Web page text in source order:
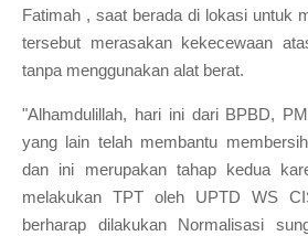
Fatimah , saat berada di lokasi untuk
tersebut merasakan kekecewaan
tanpa menggunakan alat berat.
"Alhamdulillah, hari ini dari BPBD,
yang lain telah membantu
dan ini merupakan tahap kedua
melakukan TPT oleh UPTD WS
berharap dilakukan Normalisasi